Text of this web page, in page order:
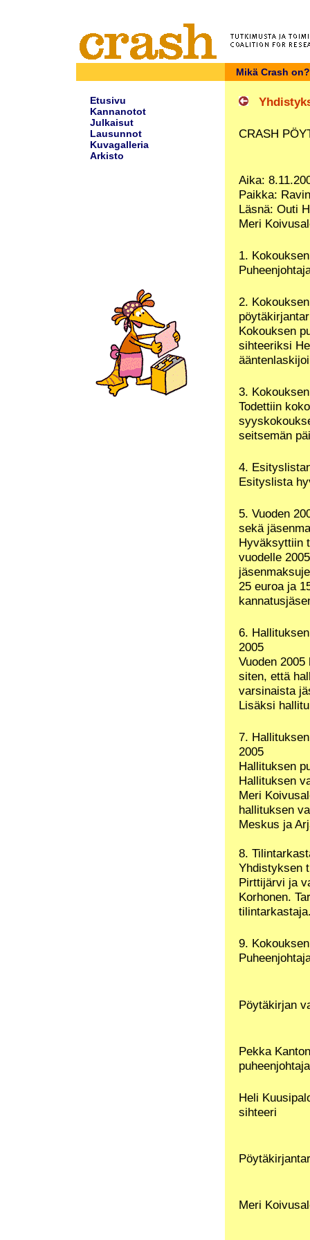
Mikä Crash on?
Etusivu
Kannanotot
Julkaisut
Lausunnot
Kuvagalleria
Arkisto
CRASH
Aika:
Paikka:
Läsnä: Outi
Meri
1.
2.
Kokouksen
sihteeriksi
3.
Todettiin
seitsemän
4.
Esityslista
5. Vuoden
sekä
Hyväksyttiin
vuodelle
25 euroa ja
6.
2005
Vuoden
siten, että
varsinaista
Lisäksi
7.
2005
Hallituksen
Hallituksen
Meri
hallituksen
Meskus ja
8.
Yhdistyksen
Pirttijärvi ja
Korhonen.
9.
Pöytäkirjan
Pekka
puheenjohtaja
Heli
sihteeri
Meri